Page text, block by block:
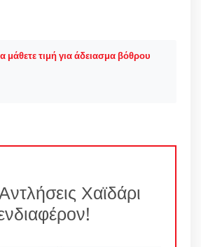
τιμή για άδειασμα βόθρου
Χαϊδάρι